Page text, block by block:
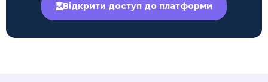
Відкрити доступ до платформи